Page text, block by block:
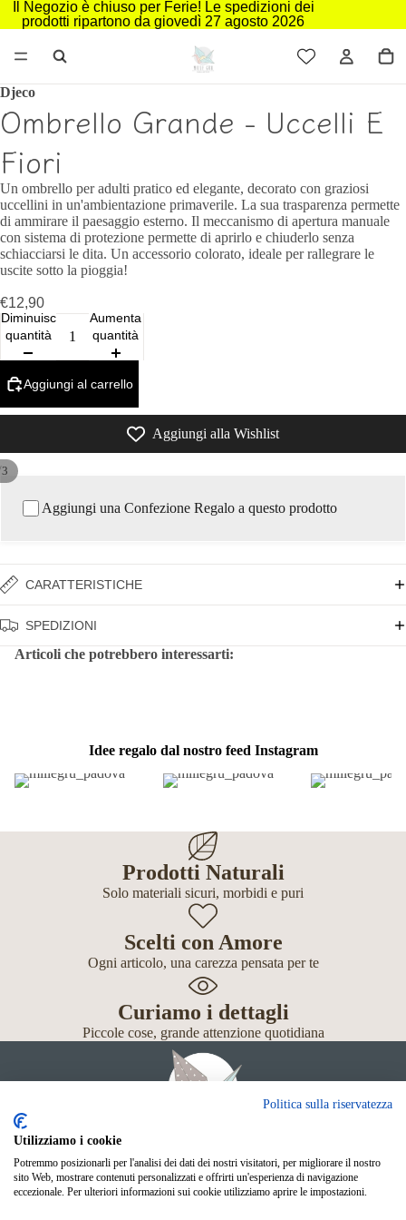
Il Negozio è chiuso per Ferie! Le spedizioni dei
prodotti ripartono da giovedì 27 agosto 2026
3
Djeco
Ombrello Grande - Uccelli E
Fiori
Un ombrello per adulti pratico ed elegante, decorato con graziosi
uccellini in un'ambientazione primaverile. La sua trasparenza permette
di ammirare il paesaggio esterno. Il meccanismo di apertura manuale
con sistema di protezione permette di aprirlo e chiuderlo senza
schiacciarsi le dita. Un accessorio colorato, ideale per rallegrare le
uscite sotto la pioggia!
€12,90
Diminuisci
quantità
Aumenta
quantità
Aggiungi al carrello
Aggiungi alla Wishlist
Aggiungi una Confezione Regalo a questo prodotto
CARATTERISTICHE
SPEDIZIONI
Articoli che potrebbero interessarti:
Idee regalo dal nostro feed Instagram
Prodotti Naturali
Solo materiali sicuri, morbidi e puri
Scelti con Amore
Ogni articolo, una carezza pensata per te
Curiamo i dettagli
Piccole cose, grande attenzione quotidiana
Giochi
Neonato
Politica sulla riservatezza
Utilizziamo i cookie
Potremmo posizionarli per l'analisi dei dati dei nostri visitatori, per migliorare il nostro
sito Web, mostrare contenuti personalizzati e offrirti un'esperienza di navigazione
eccezionale. Per ulteriori informazioni sui cookie utilizziamo aprire le impostazioni.